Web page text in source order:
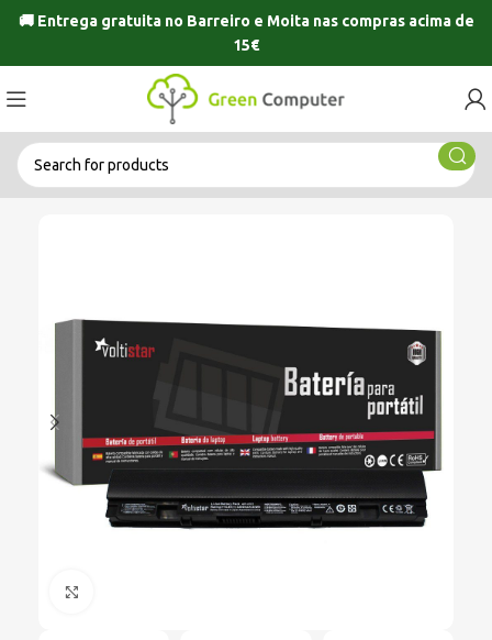
🚚 Entrega gratuita no Barreiro e Moitanas compras acima de
15€